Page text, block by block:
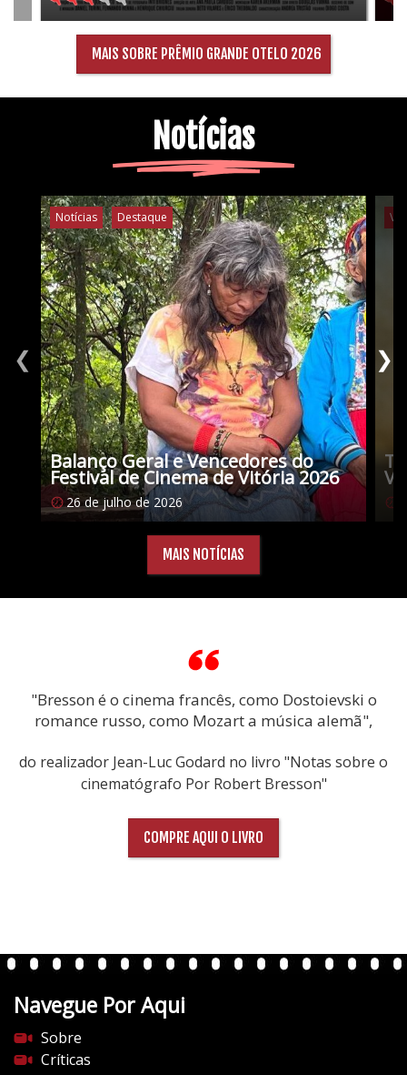
MAIS SOBRE PRÊMIO GRANDE OTELO 2026
Notícias
Notícias Destaque
Balanço Geral e Vencedores do
Festival de Cinema de Vitória 2026
26 de julho de 2026
❮ ❯
MAIS NOTÍCIAS
"Bresson é o cinema francês, como Dostoievski o
romance russo, como Mozart a música alemã",
do realizador Jean-Luc Godard no livro "Notas sobre o
cinematógrafo Por Robert Bresson"
COMPRE AQUI O LIVRO
Navegue Por Aqui
Sobre
Críticas